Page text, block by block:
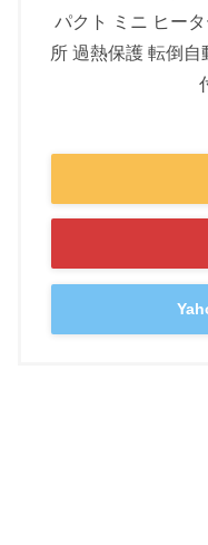
パクト ミニ ヒー
所 過熱保護 転倒